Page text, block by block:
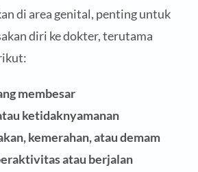
di area genital, penting untuk
diri ke dokter, terutama
membesar
ketidaknyamanan
kemerahan, atau demam
atau berjalan